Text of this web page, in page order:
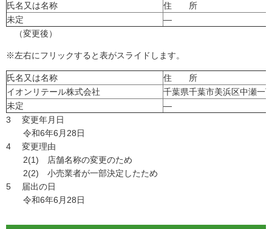
氏名又は名称
住 所
未定
―
（変更後）
※左右にフリックすると表がスライドします。
氏名又は名称
住 所
イオンリテール株式会社
千葉県千葉市美浜区中瀬一
未定
―
3 変更年月日
令和6年6月28日
4 変更理由
2(1) 店舗名称の変更のため
2(2) 小売業者が一部決定したため
5 届出の日
令和6年6月28日